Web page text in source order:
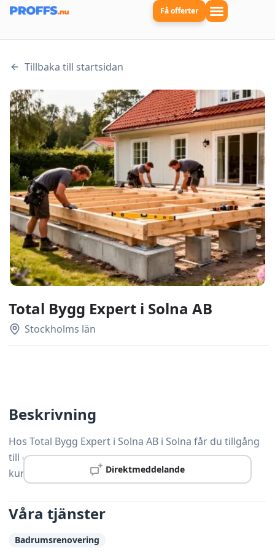
Få offerter
Tillbaka till startsidan
Total Bygg Expert i Solna AB
Stockholms län
Direktmeddelande
Beskrivning
Hos Total Bygg Expert i Solna AB i Solna får du tillgång
till erfarna hantverkare som sätter kvalitet och
kundtillfredsställelse i centrum.
Våra tjänster
Badrumsrenovering